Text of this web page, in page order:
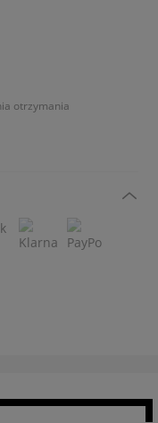
otrzymania